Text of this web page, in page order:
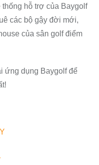
hỗ trợ của Baygolf
các bộ gậy đời mới,
của sân golf điểm
ứng dụng Baygolf để